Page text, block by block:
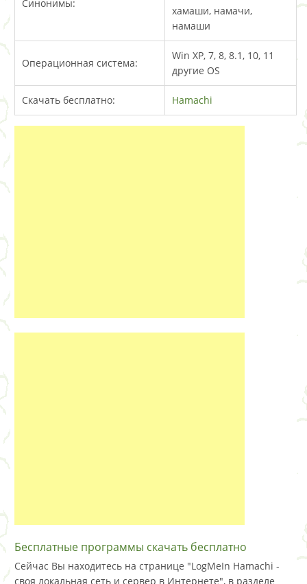
Синонимы:
хамаши, намачи,
намаши
Операционная система:
Win XP, 7, 8, 8.1, 10, 11
другие OS
Скачать бесплатно: Hamachi
Бесплатные программы скачать бесплатно
Сейчас Вы находитесь на странице "LogMeIn Hamachi -
своя локальная сеть и сервер в Интернете", в разделе